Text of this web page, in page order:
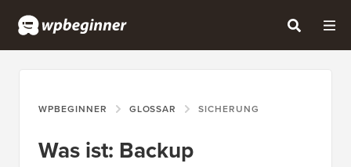
WPBEGINNER GLOSSAR SICHERUNG
Was ist: Backup